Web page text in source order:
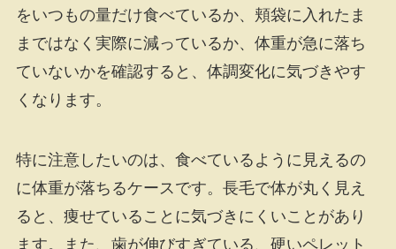
をいつもの量だけ食べているか、頬袋に入れたま
まではなく実際に減っているか、体重が急に落ち
ていないかを確認すると、体調変化に気づきやす
くなります。
特に注意したいのは、食べているように見えるの
に体重が落ちるケースです。長毛で体が丸く見え
ると、痩せていることに気づきにくいことがあり
ます。また、歯が伸びすぎている、硬いペレット